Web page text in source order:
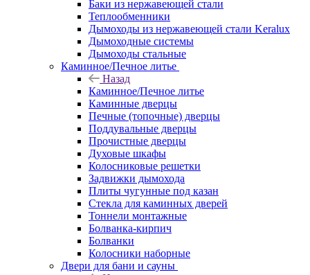
Баки из нержавеющей стали
Теплообменники
Дымоходы из нержавеющей стали Keralux
Дымоходные системы
Дымоходы стальные
Каминное/Печное литье
Назад
Каминное/Печное литье
Каминные дверцы
Печные (топочные) дверцы
Поддувальные дверцы
Прочистные дверцы
Духовые шкафы
Колосниковые решетки
Задвижки дымохода
Плиты чугунные под казан
Стекла для каминных дверей
Тоннели монтажные
Болванка-кирпич
Болванки
Колосники наборные
Двери для бани и сауны